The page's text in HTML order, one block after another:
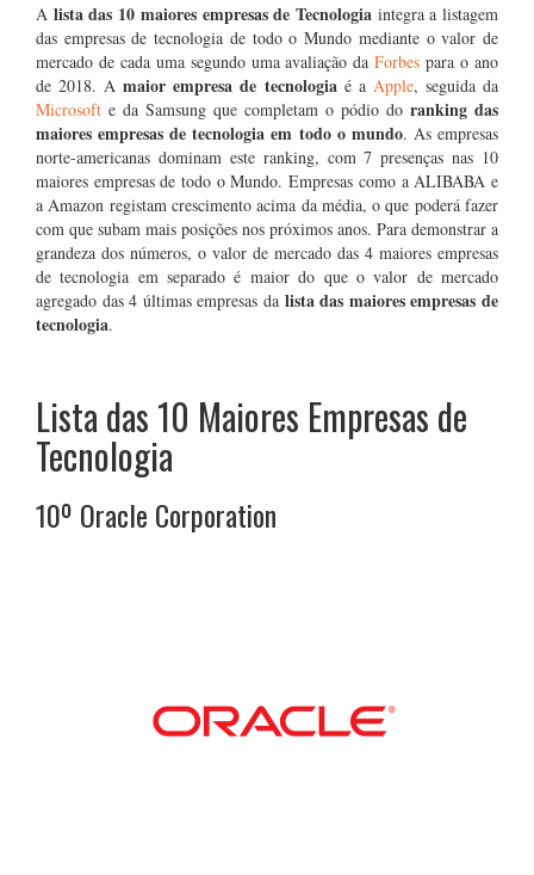
A lista das 10 maiores empresas de Tecnologiaintegra a listagem
das empresas de tecnologia de todo o Mundo mediante o valor de
mercado de cada uma segundo uma avaliação daForbes para o ano
de 2018. Amaior empresa de tecnologiaé a Apple, seguida da
Microsoft e da Samsung que completam o pódio do ranking das
maiores empresas de tecnologia em todo o mundo. As empresas
norte-americanas dominam este ranking, com 7 presenças nas 10
maiores empresas de todo o Mundo. Empresas como a ALIBABA e
a Amazon registam crescimento acima da média, o que poderá fazer
com que subam mais posições nos próximos anos. Para demonstrar a
grandeza dos números, o valor de mercado das 4 maiores empresas
de tecnologia em separado é maior do que o valor de mercado
agregado das 4 últimas empresas da lista das maiores empresas de
tecnologia.
Lista das 10 Maiores Empresas de
Tecnologia
10º Oracle Corporation